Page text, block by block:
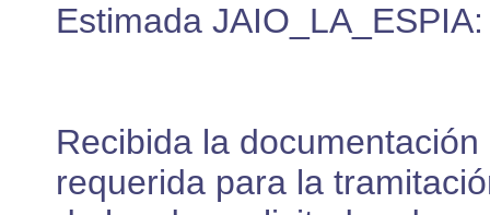
Estimada JAIO_LA_ESPIA:
Recibida la documentación
requerida para la